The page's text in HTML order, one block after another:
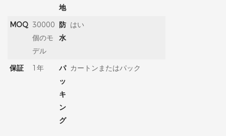
地
MOQ 30000
個のモ
デル
防
水
はい
保証 1年
パ
ッ
キ
ン
グ
カートンまたはパック